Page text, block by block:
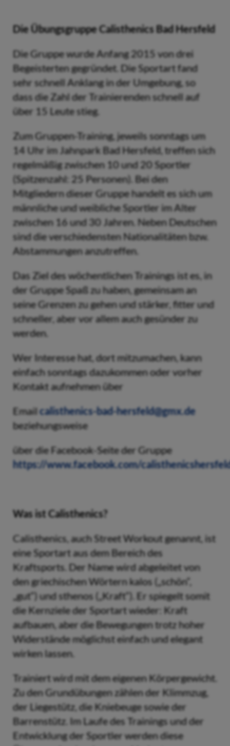
Die Übungsgruppe Calisthenics Bad Hersfeld
Die Gruppe wurde Anfang 2015 von drei
Begeisterten gegründet. Die Sportart fand
sehr schnell Anklang in der Umgebung, so
dass die Zahl der Trainierenden schnell auf
über 15 Leute stieg.
Zum Gruppen-Training, jeweils sonntags um
14 Uhr im Jahnpark Bad Hersfeld, treffen sich
regelmäßig zwischen 10 und 20 Sportler
(Spitzenzahl: 25 Personen). Bei den
Mitgliedern dieser Gruppe handelt es sich um
männliche und weibliche Sportler im Alter
zwischen 16 und 30 Jahren. Neben Deutschen
sind die verschiedensten Nationalitäten bzw.
Abstammungen anzutreffen.
Das Ziel des wöchentlichen Trainings ist es, in
der Gruppe Spaß zu haben, gemeinsam an
seine Grenzen zu gehen und stärker, fitter und
schneller, aber vor allem auch gesünder zu
werden.
Wer Interesse hat, dort mitzumachen, kann
einfach sonntags dazukommen oder vorher
Kontakt aufnehmen über
Emailcalisthenics-bad-hersfeld@gmx.de
beziehungsweise
über die Facebook-Seite der Gruppe
https://www.facebook.com/
Was ist Calisthenics?
Calisthenics, auch Street Workout genannt, ist
eine Sportart aus dem Bereich des
Kraftsports. Der Name wird abgeleitet von
den griechischen Wörtern kalos („schön“,
„gut“) und sthenos („Kraft“). Er spiegelt somit
die Kernziele der Sportart wieder: Kraft
aufbauen, aber die Bewegungen trotz hoher
Widerstände möglichst einfach und elegant
wirken lassen.
Trainiert wird mit dem eigenen Körpergewicht.
Zu den Grundübungen zählen der Klimmzug,
der Liegestütz, die Kniebeuge sowie der
Barrenstütz. Im Laufe des Trainings und der
Entwicklung der Sportler werden diese